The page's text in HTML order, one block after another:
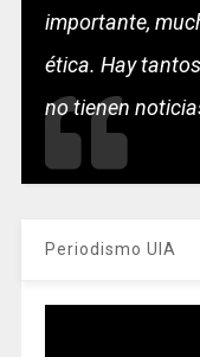
importante,
ética. Hay
no tienen
Periodismo UIA